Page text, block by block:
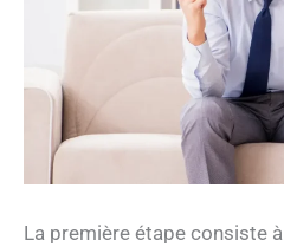
La première étape consiste à